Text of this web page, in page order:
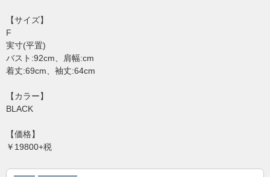
【サイズ】
F
実寸(平置)
バスト:92cm、肩幅:cm
着丈:69cm、袖丈:64cm
【カラー】
BLACK
【価格】
￥19800+税